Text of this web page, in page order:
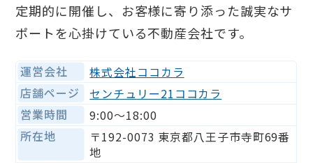
定期的に開催し、お客様に寄り添った誠実なサ
ポートを心掛けている不動産会社です。
運営会社
株式会社ココカラ
店舗ページ
センチュリー21ココカラ
営業時間
9:00〜18:00
所在地
〒192-0073 東京都八王子市寺町69番
地